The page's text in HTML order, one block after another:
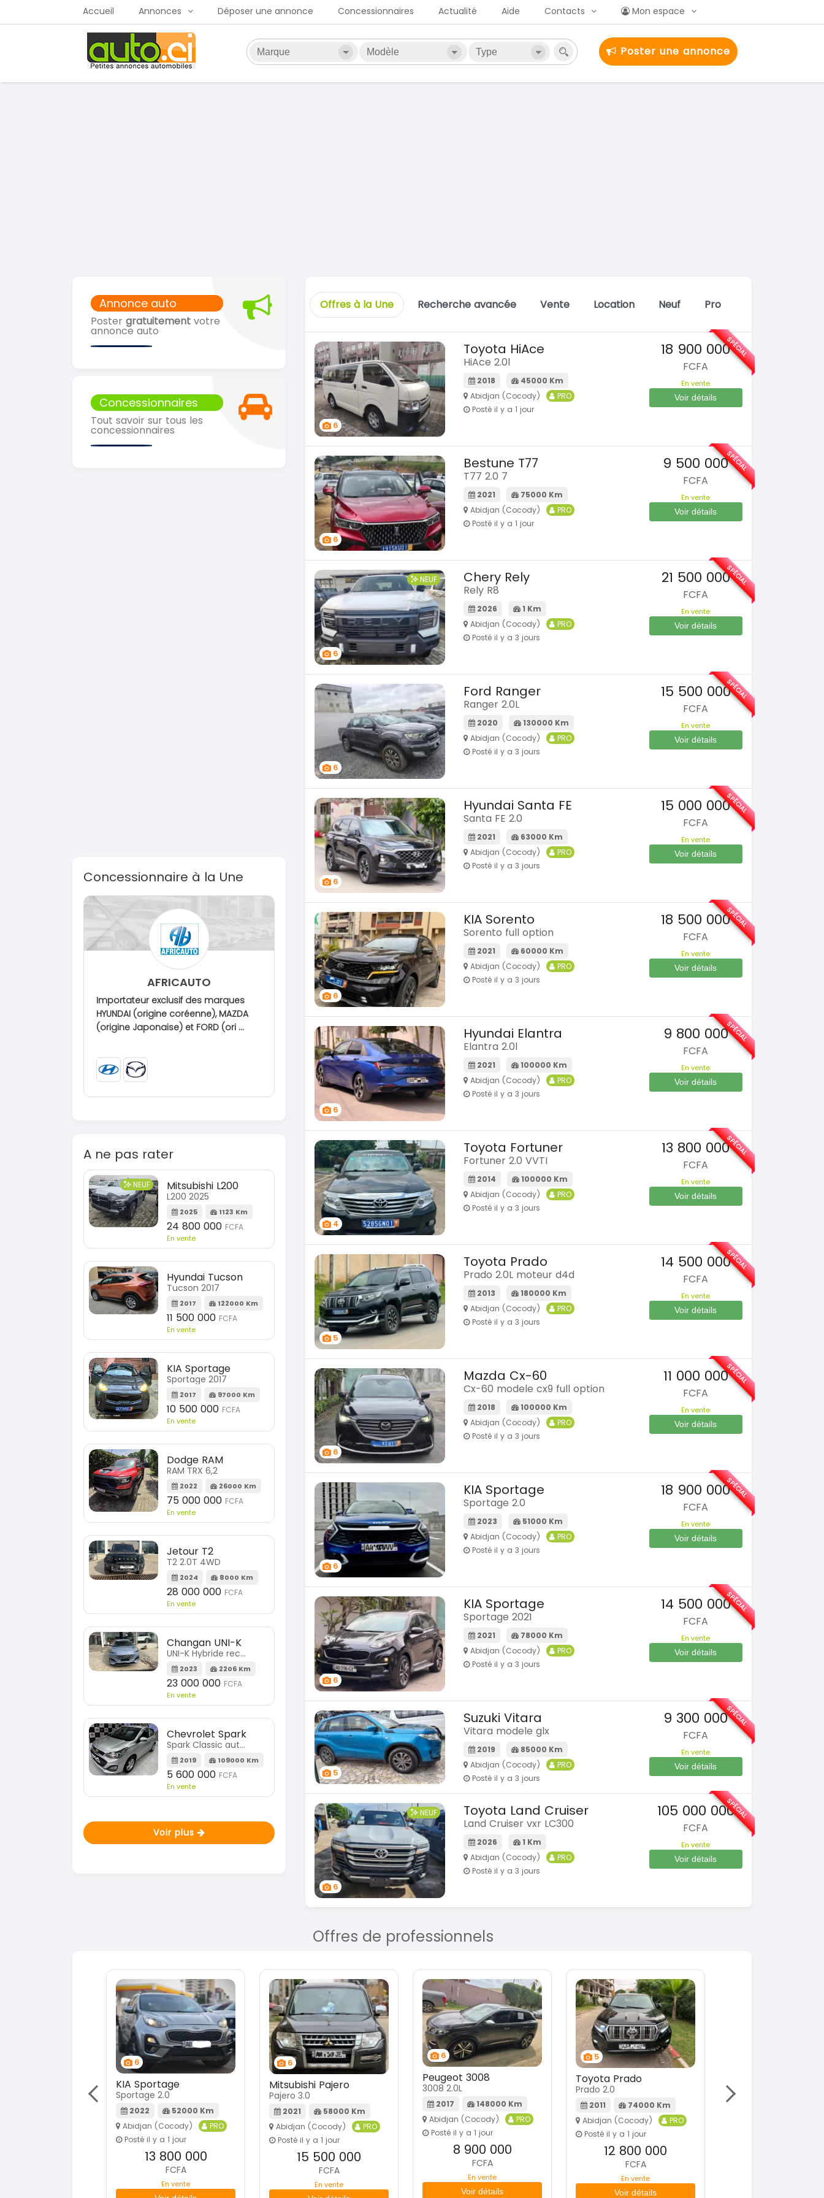
Accueil Annonces Déposer une annonce Concessionnaires Actualité Aide Contacts Mon espace
Poster une annonce
Annonce auto
Poster gratuitement votre
annonce auto
Concessionnaires
Tout savoir sur tous les
concessionnaires
Concessionnaire à la Une
AFRICAUTO
Importateur exclusif des marques
HYUNDAI (origine coréenne), MAZDA
(origine Japonaise) et FORD (ori ...
A ne pas rater
NEUF Mitsubishi L200
L200 2025
2025 1123 Km
24 800 000 FCFA
En vente
Hyundai Tucson
Tucson 2017
2017 122000 Km
11 500 000 FCFA
En vente
KIA Sportage
Sportage 2017
2017 97000 Km
10 500 000 FCFA
En vente
Dodge RAM
RAM TRX 6,2
2022 26000 Km
75 000 000 FCFA
En vente
Jetour T2
T2 2.0T 4WD
2024 8000 Km
28 000 000 FCFA
En vente
Changan UNI-K
UNI-K Hybride rechargeable
2023 2206 Km
23 000 000 FCFA
En vente
Chevrolet Spark
Spark Classic automatique
2019 109000 Km
5 600 000 FCFA
En vente
Voir plus
Offres à la Une Recherche avancée Vente Location Neuf Pro
6
Toyota HiAce
HiAce 2.0l
2018
45000 Km
Abidjan (Cocody)
PRO
Posté il y a 1 jour
18 900 000
FCFA
En vente
Voir détails
SPÉCIAL
6
Bestune T77
T77 2.0 7
2021
75000 Km
Abidjan (Cocody)
PRO
Posté il y a 1 jour
9 500 000
FCFA
En vente
Voir détails
SPÉCIAL
6
NEUF Chery Rely
Rely R8
2026
1 Km
Abidjan (Cocody)
PRO
Posté il y a 3 jours
21 500 000
FCFA
En vente
Voir détails
SPÉCIAL
6
Ford Ranger
Ranger 2.0L
2020
130000 Km
Abidjan (Cocody)
PRO
Posté il y a 3 jours
15 500 000
FCFA
En vente
Voir détails
SPÉCIAL
6
Hyundai Santa FE
Santa FE 2.0
2021
63000 Km
Abidjan (Cocody)
PRO
Posté il y a 3 jours
15 000 000
FCFA
En vente
Voir détails
SPÉCIAL
6
KIA Sorento
Sorento full option
2021
60000 Km
Abidjan (Cocody)
PRO
Posté il y a 3 jours
18 500 000
FCFA
En vente
Voir détails
SPÉCIAL
6
Hyundai Elantra
Elantra 2.0l
2021
100000 Km
Abidjan (Cocody)
PRO
Posté il y a 3 jours
9 800 000
FCFA
En vente
Voir détails
SPÉCIAL
4
Toyota Fortuner
Fortuner 2.0 VVTI
2014
100000 Km
Abidjan (Cocody)
PRO
Posté il y a 3 jours
13 800 000
FCFA
En vente
Voir détails
SPÉCIAL
5
Toyota Prado
Prado 2.0L moteur d4d
2013
180000 Km
Abidjan (Cocody)
PRO
Posté il y a 3 jours
14 500 000
FCFA
En vente
Voir détails
SPÉCIAL
6
Mazda Cx-60
Cx-60 modele cx9 full option
2018
100000 Km
Abidjan (Cocody)
PRO
Posté il y a 3 jours
11 000 000
FCFA
En vente
Voir détails
SPÉCIAL
6
KIA Sportage
Sportage 2.0
2023
51000 Km
Abidjan (Cocody)
PRO
Posté il y a 3 jours
18 900 000
FCFA
En vente
Voir détails
SPÉCIAL
6
KIA Sportage
Sportage 2021
2021
78000 Km
Abidjan (Cocody)
PRO
Posté il y a 3 jours
14 500 000
FCFA
En vente
Voir détails
SPÉCIAL
5
Suzuki Vitara
Vitara modele glx
2019
85000 Km
Abidjan (Cocody)
PRO
Posté il y a 3 jours
9 300 000
FCFA
En vente
Voir détails
SPÉCIAL
6
NEUF Toyota Land Cruiser
Land Cruiser vxr LC300
2026
1 Km
Abidjan (Cocody)
PRO
Posté il y a 3 jours
105 000 000
FCFA
En vente
Voir détails
SPÉCIAL
Offres de professionnels
6
Mitsubishi Pajero
Pajero 3.0
2021
58000 Km
Abidjan (Cocody)
PRO
Posté il y a 1 jour
15 500 000
FCFA
En vente
6
Peugeot 3008
3008 2.0L
Abidjan (Cocody)
PRO
Posté il y a 1 jour
8 900 000
FCFA
Voir détails
5
Toyota Prado
Prado 2.0
2011
74000 Km
Abidjan (Cocody)
PRO
Posté il y a 1 jour
12 800 000
FCFA
En vente
Voir détails
6
Toyota Prado
Prado 2.0
2010
150000 Km
Abidjan (Cocody)
PRO
Posté il y a 1 jour
12 800 000
FCFA
Voir détails